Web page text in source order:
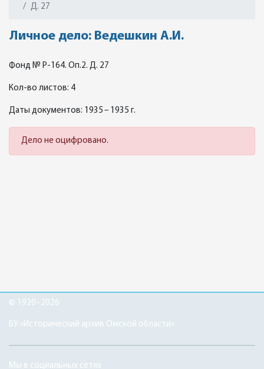
Д. 27
Личное дело: Ведешкин А.И.
Фонд № Р-164. Оп.2. Д. 27
Кол-во листов: 4
Даты документов: 1935 – 1935 г.
Дело не оцифровано.
© 1920–2026
БУ «Исторический архив Омской области»
Мы в социальных сетях